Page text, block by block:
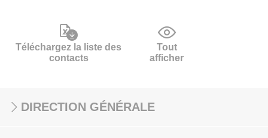
Téléchargez la liste des
contacts
Tout
afficher
DIRECTION GÉNÉRALE